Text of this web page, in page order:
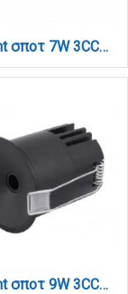
Downlight σποτ 7W 3CCT σε μαύρη απόχρωση (X00240B)
Downlight σποτ 9W 3CCT σε μαύρη απόχρωση D: 5,1x5,2cm (X00370B)